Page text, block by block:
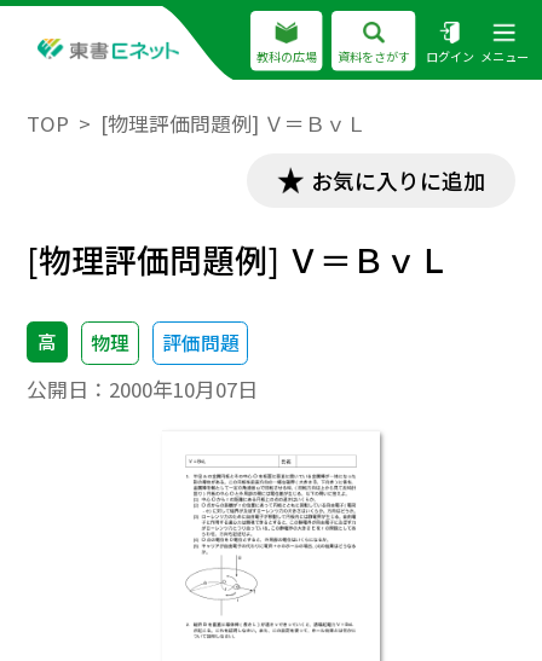
教科の広場 資料をさがす ログイン メニュー
TOP [物理評価問題例] Ｖ＝ＢｖＬ
お気に入りに追加
[物理評価問題例] Ｖ＝ＢｖＬ
高 物理 評価問題
公開日： 2000年10月07日